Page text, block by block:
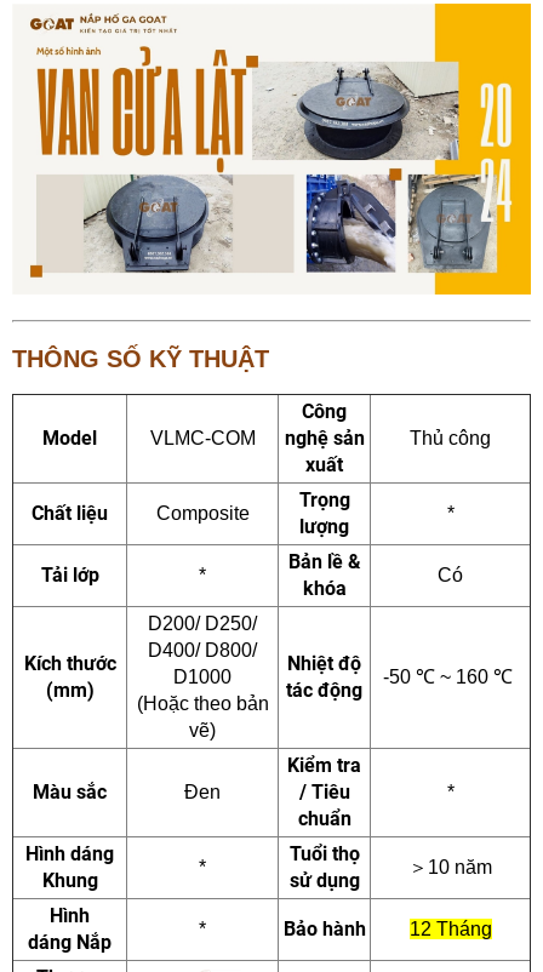
THÔNG SỐ KỸ THUẬT
Model VLMC-COM
Công
nghệ sản
xuất
Thủ công
Chất liệu Composite
Trọng
lượng
*
Tải lớp *
Bản lề &
khóa
Có
Kích thước
(mm)
D200/ D250/
D400/ D800/
D1000
(Hoặc theo bản
vẽ)
Nhiệt độ
tác động
-50 ℃ ~ 160 ℃
Màu sắc Đen
Kiểm tra
/ Tiêu
chuẩn
*
Hình dáng
Khung
*
Tuổi thọ
sử dụng
＞ 10 năm
Hình
dáng Nắp
* Bảo hành 12 Tháng